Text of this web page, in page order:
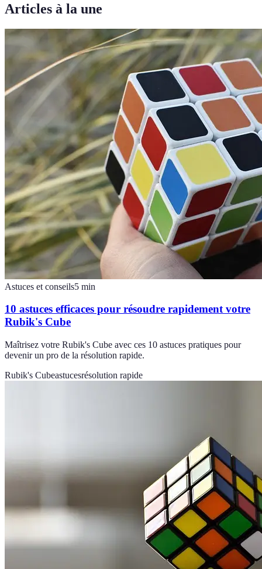
Articles à la une
Astuces et conseils5 min
10 astuces efficaces pour résoudre rapidement votre
Rubik's Cube
Maîtrisez votre Rubik's Cube avec ces 10 astuces pratiques pour
devenir un pro de la résolution rapide.
Rubik's Cubeastucesrésolution rapide